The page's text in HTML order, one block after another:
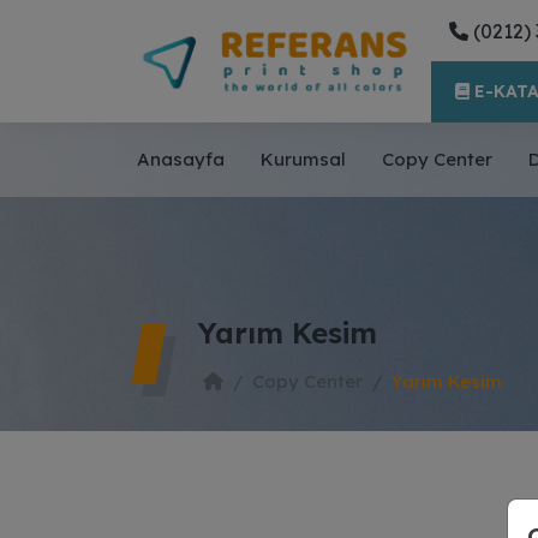
(0212)
E-
Anasayfa Kurumsal Copy Center
Yarım Kesim
Copy Center Yarım Kesim